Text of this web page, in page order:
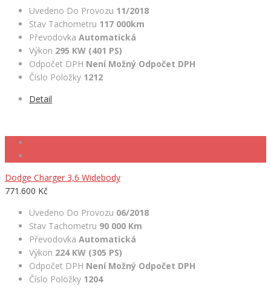
Uvedeno Do Provozu 11/2018
Stav Tachometru 117 000km
Převodovka Automatická
Výkon 295 KW (401 PS)
Odpočet DPH Není Možný Odpočet DPH
Číslo Položky 1212
Detail
Dodge Charger 3,6 Widebody
771.600 Kč
Uvedeno Do Provozu 06/2018
Stav Tachometru 90 000 Km
Převodovka Automatická
Výkon 224 KW (305 PS)
Odpočet DPH Není Možný Odpočet DPH
Číslo Položky 1204